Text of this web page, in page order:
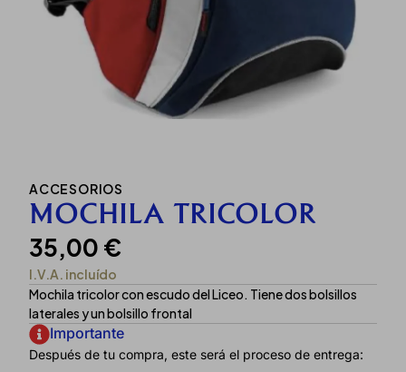
ACCESORIOS
MOCHILA TRICOLOR
35,00 €
I.V.A. incluído
Mochila tricolor con escudo del Liceo. Tiene dos bolsillos
laterales y un bolsillo frontal
Importante
Después de tu compra, este será el proceso de entrega: